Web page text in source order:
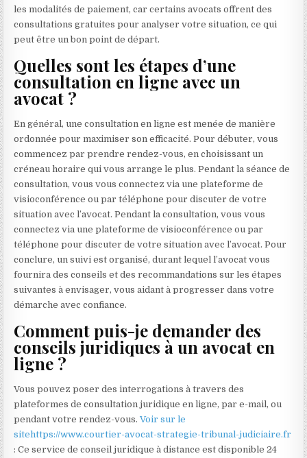
les modalités de paiement, car certains avocats offrent des
consultations gratuites pour analyser votre situation, ce qui
peut être un bon point de départ.
Quelles sont les étapes d’une
consultation en ligne avec un
avocat ?
En général, une consultation en ligne est menée de manière
ordonnée pour maximiser son efficacité. Pour débuter, vous
commencez par prendre rendez-vous, en choisissant un
créneau horaire qui vous arrange le plus. Pendant la séance de
consultation, vous vous connectez via une plateforme de
visioconférence ou par téléphone pour discuter de votre
situation avec l’avocat. Pendant la consultation, vous vous
connectez via une plateforme de visioconférence ou par
téléphone pour discuter de votre situation avec l’avocat. Pour
conclure, un suivi est organisé, durant lequel l’avocat vous
fournira des conseils et des recommandations sur les étapes
suivantes à envisager, vous aidant à progresser dans votre
démarche avec confiance.
Comment puis-je demander des
conseils juridiques à un avocat en
ligne ?
Vous pouvez poser des interrogations à travers des
plateformes de consultation juridique en ligne, par e-mail, ou
pendant votre rendez-vous.Voir sur le
sitehttps://www.courtier-avocat-strategie-tribunal-judiciaire.fr
: Ce service de conseil juridique à distance est disponible 24